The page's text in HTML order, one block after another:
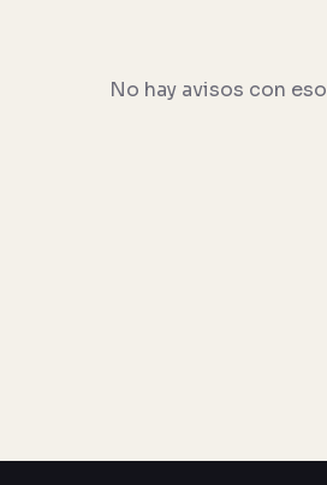
No hay avisos con